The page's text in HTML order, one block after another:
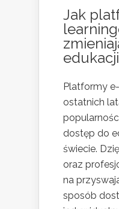
Jak
Platformy
ostatnich
dostęp do
świecie.
oraz
na
sposób